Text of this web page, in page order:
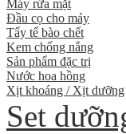
Máy rửa mặt
Đầu cọ cho máy
Tẩy tế bào chết
Kem chống nắng
Sản phẩm đặc trị
Nước hoa hồng
Xịt khoáng / Xịt dưỡng
Set